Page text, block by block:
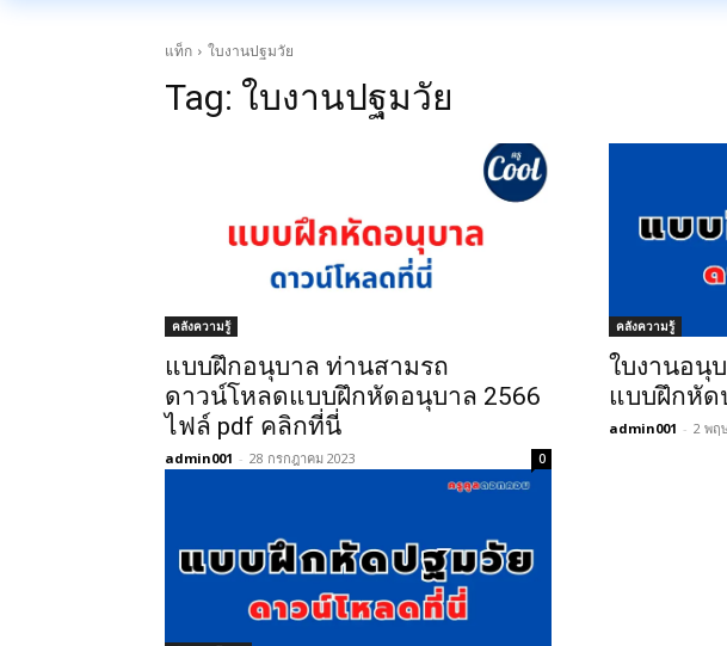
แท็ก ใบงานปฐมวัย
Tag: ใบงานปฐมวัย
คลังความรู้
แบบฝึกอนุบาล ท่านสามรถ
ดาวน์โหลดแบบฝึกหัดอนุบาล 2566
ไฟล์ pdf คลิกที่นี่
admin001 - 28 กรกฎาคม 2023 0
คลังความรู้
ใบงานอนุ
แบบฝึกหัด
admin001 - 2 พฤ